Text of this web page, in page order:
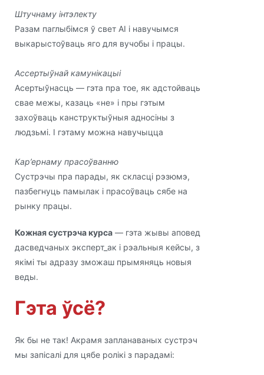
Штучнаму інтэлекту
Разам паглыбімся ў свет AI і навучымся
выкарыстоўваць яго для вучобы і працы.
Ассертыўнай камунікацыі
Асертыўнасць — гэта пра тое, як адстойваць
свае межы, казаць «не» і пры гэтым
захоўваць канструктыўныя адносіны з
людзьмі. І гэтаму можна навучыцца
Кар’ернаму прасоўванню
Сустрэчы пра парады, як скласці рэзюмэ,
пазбегнуць памылак і прасоўваць сябе на
рынку працы.
Кожная сустрэча курса — гэта жывы аповед
дасведчаных эксперт_ак і рэальныя кейсы, з
якімі ты адразу зможаш прымяняць новыя
веды.
Гэта ўсё?
Як бы не так! Акрамя запланаваных сустрэч
мы запісалі для цябе ролікі з парадамі: